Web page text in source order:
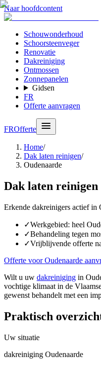
Naar hoofdcontent
Schouwonderhoud
Schoorsteenveger
Renovatie
Dakreiniging
Ontmossen
Zonnepanelen
Gidsen
FR
Offerte aanvragen
FROfferte
Home/
Dak laten reinigen/
Oudenaarde
Dak laten
Erkende dakreinigers actief in
✓Werkgebied: heel
✓Behandeling tegen
✓Vrijblijvende offerte
Offerte voor Oudenaarde
Wilt u uw dakreiniging in
vochtige klimaat in de
gewenst behandelt met een
Praktisch
Uw situatie
dakreiniging Oudenaarde